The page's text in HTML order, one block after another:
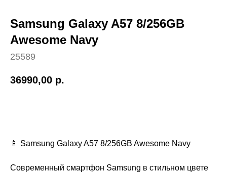
Samsung Galaxy A57 8/256GB
Awesome Navy
25589
36990,00 р.
📱 Samsung Galaxy A57 8/256GB Awesome Navy
Современный смартфон Samsung в стильном цвете